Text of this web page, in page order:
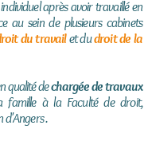
après avoir travaillé en
au sein de plusieurs cabinets
du travailet dudroit de la
qualité dechargée de travaux
à la Faculté de droit,
d'Angers .